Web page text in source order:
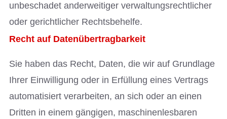
unbeschadet anderweitiger verwaltungsrechtlicher
oder gerichtlicher Rechtsbehelfe.
Recht auf Datenübertragbarkeit
Sie haben das Recht, Daten, die wir auf Grundlage
Ihrer Einwilligung oder in Erfüllung eines Vertrags
automatisiert verarbeiten, an sich oder an einen
Dritten in einem gängigen, maschinenlesbaren